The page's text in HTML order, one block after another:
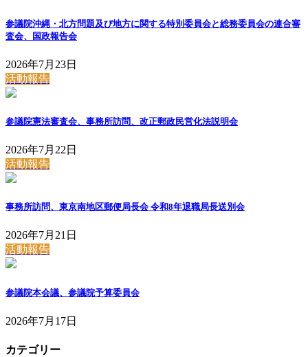
参議院沖縄・北方問題及び地方に関する特別委員会と総務委員会の連合審
査会、国政報告会
2026年7月23日
活動報告
参議院憲法審査会、事務所訪問、改正郵政民営化法説明会
2026年7月22日
活動報告
事務所訪問、東京南地区郵便局長会 令和8年退職局長送別会
2026年7月21日
活動報告
参議院本会議、参議院予算委員会
2026年7月17日
カテゴリー